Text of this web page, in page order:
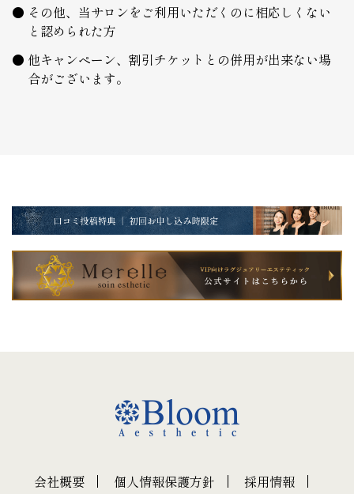
その他、当サロンをご利用いただくのに相応しくない
と認められた方
他キャンペーン、割引チケットとの併用が出来ない場
合がございます。
会社概要 個人情報保護方針
採用情報